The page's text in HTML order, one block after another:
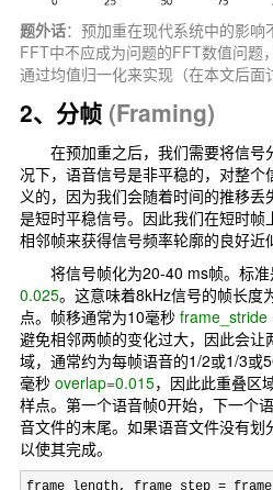
题外话：预加重在现代系统中的影
FFT中不应成为问题的FFT数值问题
通过均值归一化来实现（在本文后面
2、分帧 (Framing)
在预加重之后，我们需要将信号
况下，语音信号是非平稳的，对整个
义的，因为我们会随着时间的推移
是短时平稳信号。因此我们在短时
相邻帧来获得信号频率轮廓的良好近
将信号帧化为20-40 ms帧。标
0.025。这意味着8kHz信号的帧长度
点。帧移通常为10毫秒 frame_stride
避免相邻两帧的变化过大，因此会让
域，通常约为每帧语音的1/2或1/3或
毫秒 overlap=0.015，因此此重叠区
样点。第一个语音帧0开始，下一个
音文件的末尾。如果语音文件没有划
以使其完成。